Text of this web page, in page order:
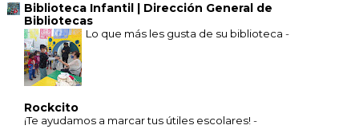
Biblioteca Infantil | Dirección General de
Bibliotecas
Lo que más les gusta de su biblioteca -
Rockcito
¡Te ayudamos a marcar tus útiles escolares! -